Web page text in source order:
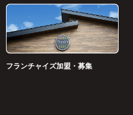
フランチャイズ加盟・募集